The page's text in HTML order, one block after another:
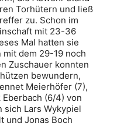
Torhütern und ließ
zu. Schon im
mit 23-36
Mal hatten sie
dem 29-19 noch
Zuschauer konnten
bewundern,
Meierhöfer (7),
(6/4) von
Lars Wykypiel
und Jonas Boch